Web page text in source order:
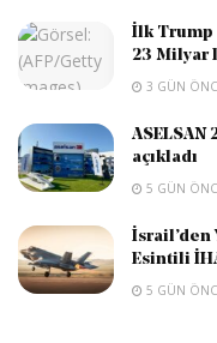
İlk Trump
23 Milyar
3 GÜN
ASELSAN
açıkladı
5 GÜN
İsrail’den
Esintili
5 GÜN